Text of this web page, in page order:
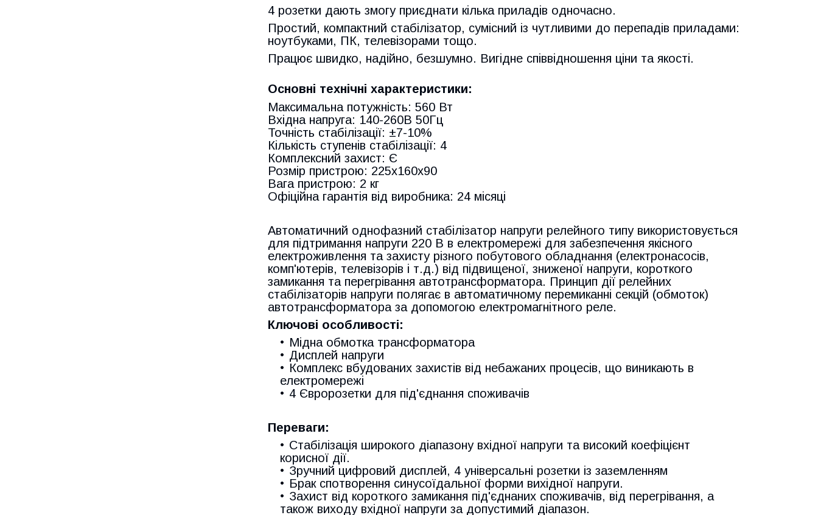
4 розетки дають змогу приєднати кілька приладів одночасно.
Простий, компактний стабілізатор, сумісний із чутливими до перепадів приладами:
ноутбуками, ПК, телевізорами тощо.
Працює швидко, надійно, безшумно. Вигідне співвідношення ціни та якості.
Основні технічні характеристики:
Максимальна потужність: 560 Вт
Вхідна напруга: 140-260В 50Гц
Точність стабілізації: ±7-10%
Кількість ступенів стабілізації: 4
Комплексний захист: Є
Розмір пристрою: 225х160х90
Вага пристрою: 2 кг
Офіційна гарантія від виробника: 24 місяці
Автоматичний однофазний стабілізатор напруги релейного типу використовується
для підтримання напруги 220 В в електромережі для забезпечення якісного
електроживлення та захисту різного побутового обладнання (електронасосів,
комп'ютерів, телевізорів і т.д.) від підвищеної, зниженої напруги, короткого
замикання та перегрівання автотрансформатора. Принцип дії релейних
стабілізаторів напруги полягає в автоматичному перемиканні секцій (обмоток)
автотрансформатора за допомогою електромагнітного реле.
Ключові особливості:
Мідна обмотка трансформатора
Дисплей напруги
Комплекс вбудованих захистів від небажаних процесів, що виникають в
електромережі
4 Євророзетки для під'єднання споживачів
Переваги:
Стабілізація широкого діапазону вхідної напруги та високий коефіцієнт
корисної дії.
Зручний цифровий дисплей, 4 універсальні розетки із заземленням
Брак спотворення синусоїдальної форми вихідної напруги.
Захист від короткого замикання під'єднаних споживачів, від перегрівання, а
також виходу вхідної напруги за допустимий діапазон.